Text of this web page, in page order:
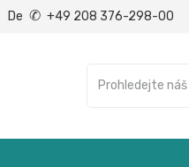
De ✆ +49 208 376-298-00